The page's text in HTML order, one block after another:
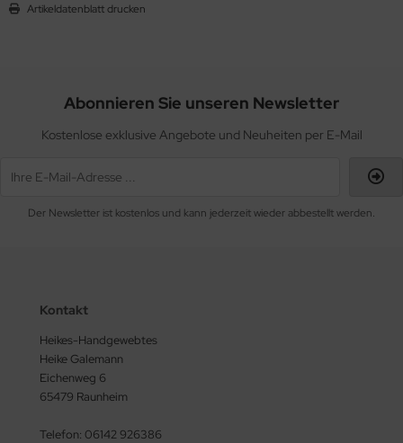
Artikeldatenblatt drucken
Abonnieren Sie unseren Newsletter
Kostenlose exklusive Angebote und Neuheiten per E-Mail
Der Newsletter ist kostenlos und kann jederzeit wieder abbestellt werden.
Kontakt
Heikes-Handgewebtes
Heike Galemann
Eichenweg 6
65479 Raunheim
Telefon: 06142 926386